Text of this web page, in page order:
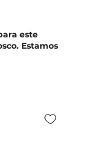
este
Estamos